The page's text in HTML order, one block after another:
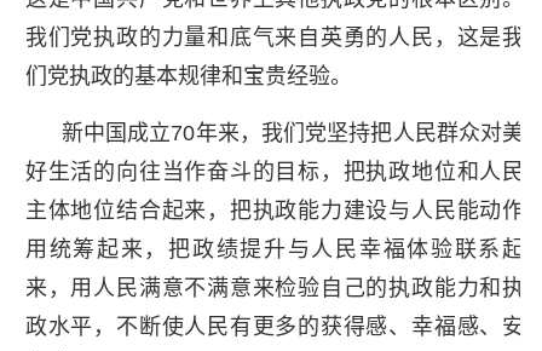
我们党执政的力量和底气来自英勇的人民，这是我
们党执政的基本规律和宝贵经验。
新中国成立70年来，我们党坚持把人民群众对美
好生活的向往当作奋斗的目标，把执政地位和人民
主体地位结合起来，把执政能力建设与人民能动作
用统筹起来，把政绩提升与人民幸福体验联系起
来，用人民满意不满意来检验自己的执政能力和执
政水平，不断使人民有更多的获得感、幸福感、安